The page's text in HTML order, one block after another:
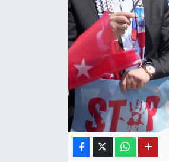
MAGAZİN